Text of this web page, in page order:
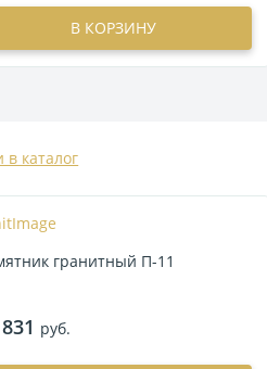
В КОРЗИНУ
в каталог
гранитный П-11
руб.